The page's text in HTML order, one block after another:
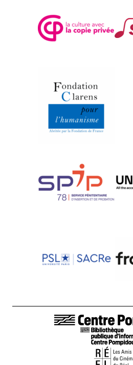
LIENS DE BAS DE